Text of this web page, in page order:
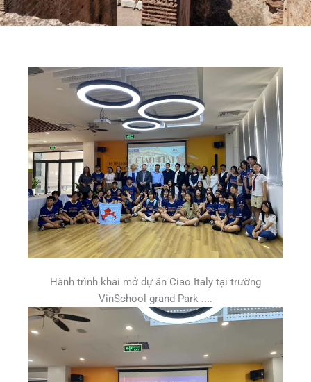
Hành trình khai mở dự án Ciao Italy tại trường
VinSchool grand Park ....